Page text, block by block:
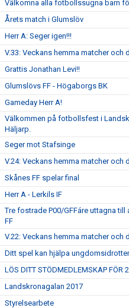
Välkomna alla fotbollssugna barn
Årets match i Glumslöv
Herr A: Seger igen!!!
V.33: Veckans hemma matcher och
Grattis Jonathan Levi!!
Glumslövs FF - Högaborgs BK
Gameday Herr A!
Välkommen på fotbollsfest i
Häljarp.
Seger mot Stafsinge
V.24: Veckans hemma matcher och
Skånes FF spelar final
Herr A - Lerkils IF
Tre fostrade P00/GFFáre uttagna till
FF
V.22: Veckans hemma matcher och
Ditt spel kan hjälpa
LÖS DITT STÖDMEDLEMSKAP FÖR
Landskronagalan 2017
Styrelsearbete